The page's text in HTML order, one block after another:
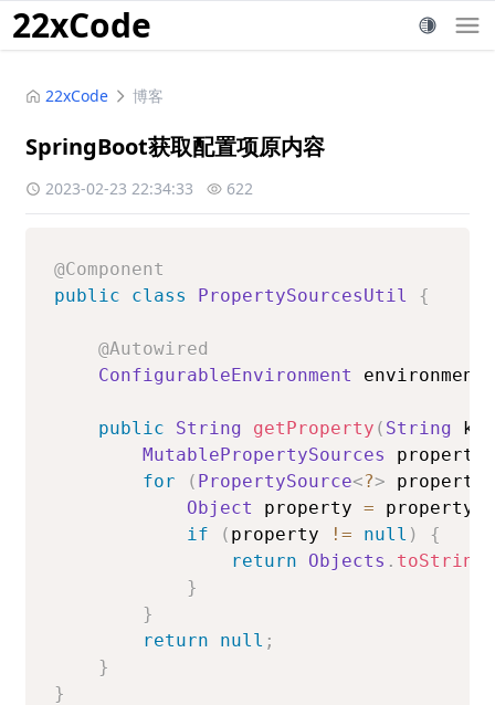
22xCode
22xCode 博客
SpringBoot获取配置项原内容
2023-02-23 22:34:33 622
@Component
public
class PropertySourcesUtil {
@Autowired
ConfigurableEnvironment
environment
public String getProperty ( String
MutablePropertySources
for
( PropertySource<?>
Object
property =
if
( property != null )
{
return
Objects . toString
}
}
return
null ;
}
}